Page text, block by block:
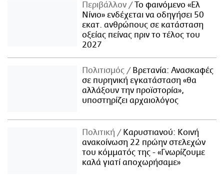
Περιβάλλον
Το φαινόμενο «Ελ
Νίνιο» ενδέχεται να οδηγήσει 50
εκατ. ανθρώπους σε κατάσταση
οξείας πείνας πριν το τέλος του
2027
Πολιτισμός
Βρετανία: Ανασκαφές
σε πυρηνική εγκατάσταση «θα
αλλάξουν την προϊστορία»,
υποστηρίζει αρχαιολόγος
Πολιτική
Καρυστιανού: Κοινή
ανακοίνωση 22 πρώην στελεχών
του κόμματός της - «Γνωρίζουμε
καλά γιατί αποχωρήσαμε»